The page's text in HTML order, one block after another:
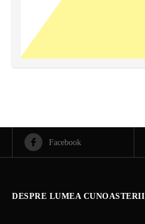
Facebook
DESPRE LUMEA CUNOASTERII